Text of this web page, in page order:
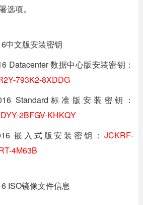
选项。
中文版安装密钥
Datacenter 数据中心版安装密钥：
793K2-8XDDG
Standard标准版安装密钥：
2BFGV-KHKQY
嵌入式版安装密钥：JCKRF-
4M63B
ISO镜像文件信息